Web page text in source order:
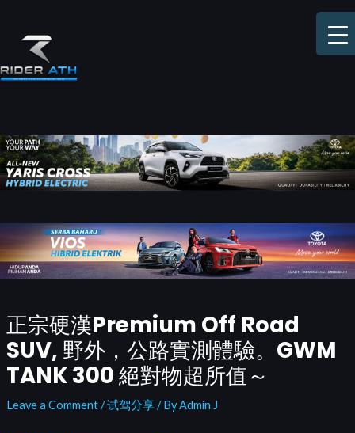
正宗硬漢Premium Off Road
SUV, 野外，公路實測體驗。GWM
TANK 300 絕對物超所值～
Leave a Comment/试驾分享/ ByAdmin J
navigation